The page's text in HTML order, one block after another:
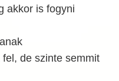
akkor is fogyni
de szinte semmit